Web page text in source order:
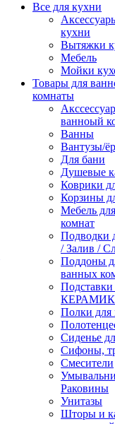
Все для кухни
кухни
Вытяжки
Мебель
Мойки
Товары для
комнаты
ванноый
Ванны
Вантузы/
Для бани
Душевые
Коврики
Корзины
Мебель
комнат
Подводки
/ Залив /
Поддоны
ванных
Полки для
Сиденье
Сифоны,
Смесители
Раковины
Унитазы
Шторы и